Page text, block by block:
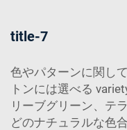
title-7
色やパターンに関し
トンには選べる
リーブグリーン、テ
どのナチュラルな色